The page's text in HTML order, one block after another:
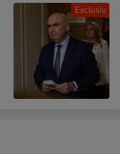
Exclusiv